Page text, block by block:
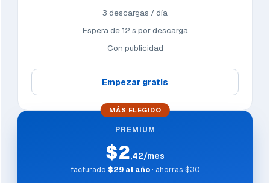
3 descargas / día
Espera de 12 s por descarga
Con publicidad
Empezar gratis
MÁS ELEGIDO
PREMIUM
$2,42/mes
facturado $29 al año· ahorras $30